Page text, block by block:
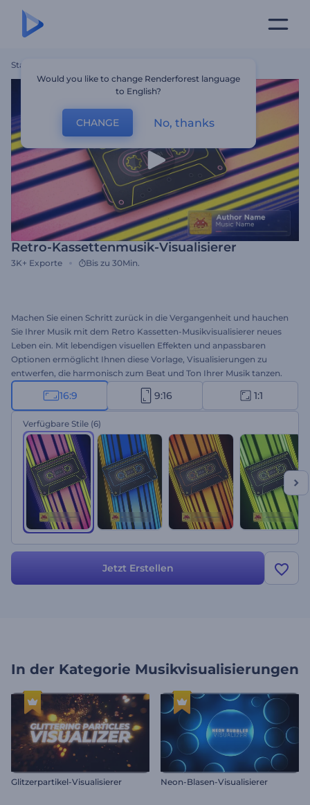
Startseite
Retro-Kassettenmusik-Visualisierer
3K+ Exporte Bis zu 30Min.
Machen Sie einen Schritt zurück in die Vergangenheit und hauchen
Sie Ihrer Musik mit dem Retro Kassetten-Musikvisualisierer neues
Leben ein. Mit lebendigen visuellen Effekten und anpassbaren
Optionen ermöglicht Ihnen diese Vorlage, Visualisierungen zu
entwerfen, die harmonisch zum Beat und Ton Ihrer Musik tanzen.
Laden Sie Ihren Musiktitel hoch, geben Sie den Namen des Songs
und des Interpreten ein, und entführen Sie Ihr Publikum in ein
fesselndes Reich, in dem Audio und Retro-Visuals nahtlos
ineinander übergehen. Perfekt für Musikpromotionen, neue Single-
oder Albumveröffentlichungen, Promotion von traditionellen
Musikkanälen, etc. Erstellen Sie jetzt und verbessern Sie Ihr
Musikerlebnis durch die Kombination von Vergangenheit und
Gegenwart!
16:9 9:16 1:1
Verfügbare Stile (6)
Jetzt Erstellen
In der Kategorie Musikvisualisierungen
Glitzerpartikel-Visualisierer Neon-Blasen-Visualisierer
Would you like to change Renderforest language
to English?
CHANGE No, thanks